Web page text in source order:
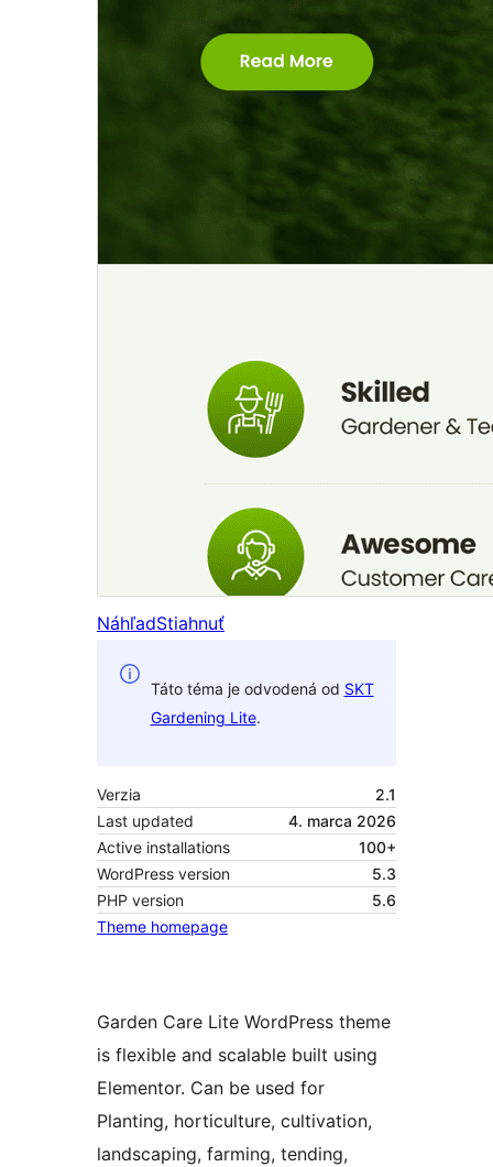
NáhľadStiahnuť
Táto téma je odvodená od SKT
Gardening Lite.
Verzia
2.1
Last updated
4. marca 2026
Active installations
100+
WordPress version
5.3
PHP version
5.6
Theme homepage
Garden Care Lite WordPress theme
is flexible and scalable built using
Elementor. Can be used for
Planting, horticulture, cultivation,
landscaping, farming, tending,